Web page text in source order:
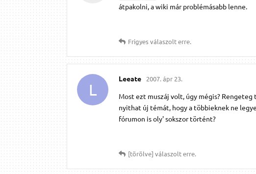
átpakolni, a wiki már problémásabb lenne.
Frigyesválaszolt erre.
L
Leeate 2007. ápr 23.
Most ezt muszáj volt, úgy mégis?
nyithat új témát, hogy a többieknek ne
fórumon is oly' sokszor történt?
[törölve] válaszolt erre.